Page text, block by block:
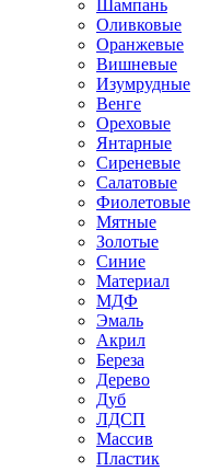
Шампань
Оливковые
Оранжевые
Вишневые
Изумрудные
Венге
Ореховые
Янтарные
Сиреневые
Салатовые
Фиолетовые
Мятные
Золотые
Синие
Материал
МДФ
Эмаль
Акрил
Береза
Дерево
Дуб
ЛДСП
Массив
Пластик